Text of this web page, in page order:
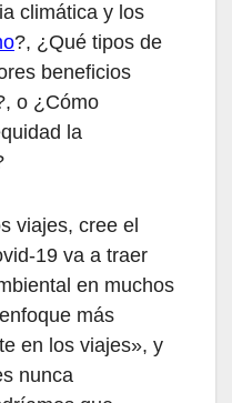
climática y los
?, ¿Qué tipos de
beneficios
o ¿Cómo
la
viajes, cree el
19 va a traer
en muchos
más
en los viajes», y
nunca